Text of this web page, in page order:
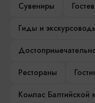
Сувениры
Гиды и
Рестораны
Компас Балтийской